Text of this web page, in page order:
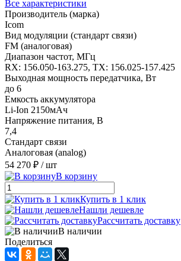
Все характеристики
Производитель (марка)
Icom
Вид модуляции (стандарт связи)
FM (аналоговая)
Диапазон частот, МГц
RX: 156.050-163.275, TX: 156.025-157.425
Выходная мощность передатчика, Вт
до 6
Емкость аккумулятора
Li-Ion 2150мАч
Напряжение питания, В
7,4
Стандарт связи
Аналоговая (analog)
54 270 ₽ / шт
В корзину
Купить в 1 клик
Нашли дешевле
Рассчитать доставку
В наличии
Поделиться